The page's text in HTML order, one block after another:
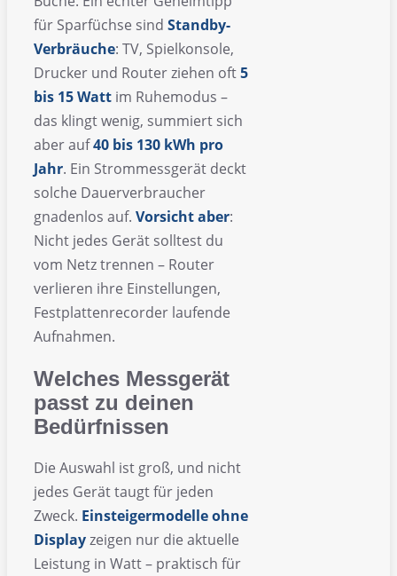
für Sparfüchse sind Standby-
Verbräuche: TV, Spielkonsole,
Drucker und Router ziehen oft5
bis 15 Watt im Ruhemodus –
das klingt wenig, summiert sich
aber auf40 bis 130 kWh pro
Jahr. Ein Strommessgerät deckt
solche Dauerverbraucher
gnadenlos auf. Vorsicht aber:
Nicht jedes Gerät solltest du
vom Netz trennen – Router
verlieren ihre Einstellungen,
Festplattenrecorder laufende
Aufnahmen.
Welches Messgerät
passt zu deinen
Bedürfnissen
Die Auswahl ist groß, und nicht
jedes Gerät taugt für jeden
Zweck. Einsteigermodelle ohne
Displayzeigen nur die aktuelle
Leistung in Watt – praktisch für